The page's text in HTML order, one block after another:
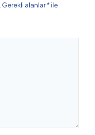
Gerekli alanlar*ile